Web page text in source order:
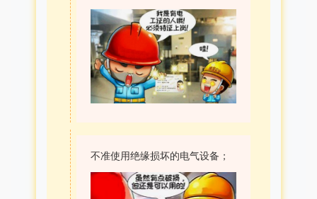
不准使用绝缘损坏的电气设备；